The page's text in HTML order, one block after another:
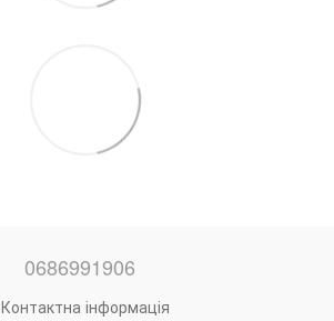
0686991906
Контактна інформація